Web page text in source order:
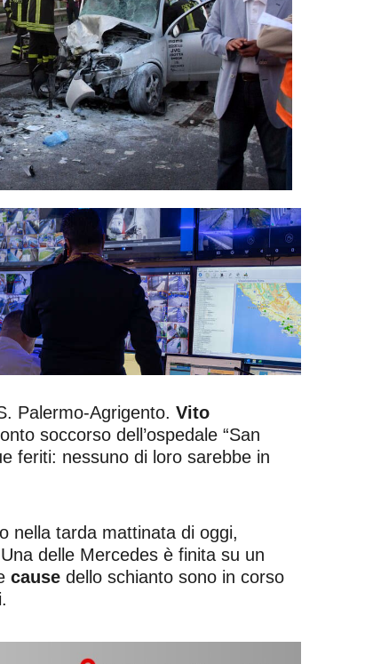
Palermo-Agrigento. Vito
soccorso dell’ospedale “San
feriti: nessuno di loro sarebbe in
nella tarda mattinata di oggi,
delle Mercedes è finita su un
cause dello schianto sono in corso